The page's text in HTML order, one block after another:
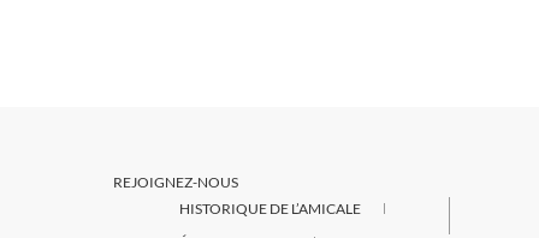
REJOIGNEZ-NOUS
HISTORIQUE DE L’AMICALE